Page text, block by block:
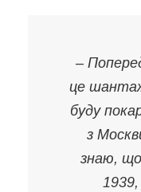
–
це
буду
з
знаю, що
1939,